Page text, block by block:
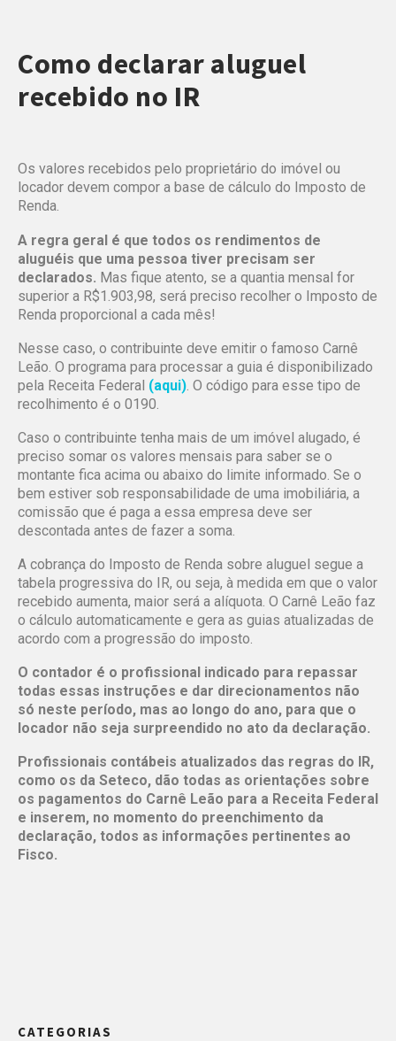
Como declarar aluguel
recebido no IR
Os valores recebidos pelo proprietário do imóvel ou
locador devem compor a base de cálculo do Imposto de
Renda.
A regra geral é que todos os rendimentos de
aluguéis que uma pessoa tiver precisam ser
declarados. Mas fique atento, se a quantia mensal for
superior a R$1.903,98, será preciso recolher o Imposto de
Renda proporcional a cada mês!
Nesse caso, o contribuinte deve emitir o famoso Carnê
Leão. O programa para processar a guia é disponibilizado
pela Receita Federal (aqui) . O código para esse tipo de
recolhimento é o 0190.
Caso o contribuinte tenha mais de um imóvel alugado, é
preciso somar os valores mensais para saber se o
montante fica acima ou abaixo do limite informado. Se o
bem estiver sob responsabilidade de uma imobiliária, a
comissão que é paga a essa empresa deve ser
descontada antes de fazer a soma.
A cobrança do Imposto de Renda sobre aluguel segue a
tabela progressiva do IR, ou seja, à medida em que o valor
recebido aumenta, maior será a alíquota. O Carnê Leão faz
o cálculo automaticamente e gera as guias atualizadas de
acordo com a progressão do imposto.
O contador é o profissional indicado para repassar
todas essas instruções e dar direcionamentos não
só neste período, mas ao longo do ano, para que o
locador não seja surpreendido no ato da declaração.
Profissionais contábeis atualizados das regras do IR,
como os da Seteco, dão todas as orientações sobre
os pagamentos do Carnê Leão para a Receita Federal
e inserem, no momento do preenchimento da
declaração, todos as informações pertinentes ao
Fisco.
CATEGORIAS